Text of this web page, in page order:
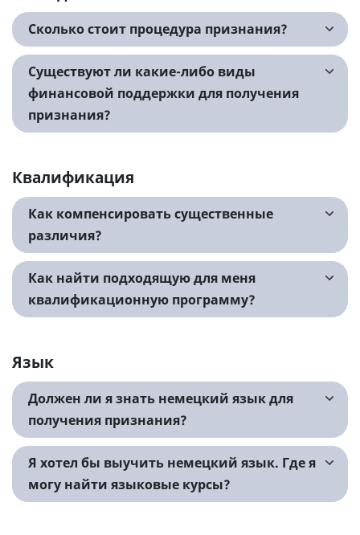
Сколько стоит процедура признания?
Существуют ли какие-либо виды
финансовой поддержки для получения
признания?
Квалификация
Как компенсировать существенные
различия?
Как найти подходящую для меня
квалификационную программу?
Язык
Должен ли я знать немецкий язык для
получения признания?
Я хотел бы выучить немецкий язык. Где я
могу найти языковые курсы?